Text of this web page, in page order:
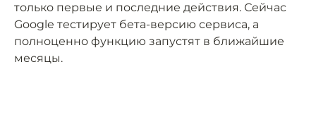
только первые и последние действия. Сейчас
Google тестирует бета-версию сервиса, а
полноценно функцию запустят в ближайшие
месяцы.